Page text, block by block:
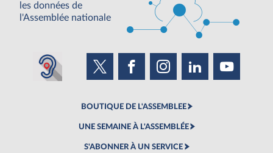
les données de
l'Assemblée nationale
BOUTIQUE DE L'ASSEMBLEE
UNE SEMAINE À L'ASSEMBLÉE
S'ABONNER À UN SERVICE